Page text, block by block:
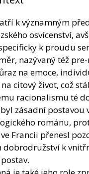
k významným
osvícenství,
k proudu
nazývaný též
na emoce,
citový život, což
racionalismu té
zásadní postavou
románu,
Francii přenesl
dobrodružství k